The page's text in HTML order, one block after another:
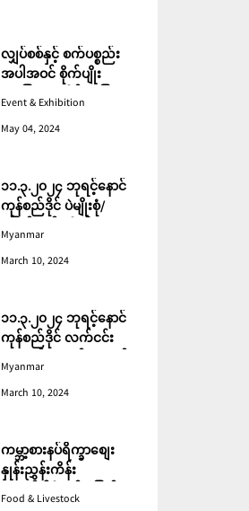
လျှပ်စစ်နှင့် စက်ပစ္စည်း
အပါအဝင် စိုက်ပျိုး
မွေးမြူရေးဆိုင်ရာ ပြပွဲ
Event & Exhibition
May 04, 2024
၁၁.၃.၂၀၂၄ ဘုရင့်နောင်
ကုန်စည်ဒိုင် ပဲမျိုးစုံ/
ပြောင်း/နှမ်းတို့၏ FOB
(USD) ဈေးနှုန်းများ
Myanmar
March 10, 2024
၁၁.၃.၂၀၂၄ ဘုရင့်နောင်
ကုန်စည်ဒိုင် လက်ငင်း
အရောင်းအဝယ်ဈေးနှုန်း
များ
Myanmar
March 10, 2024
ကမ္ဘာ့စားနပ်ရိက္ခာစျေး
နှုန်းညွှန်းကိန်း
ဖေဖော်ဝါရီတွင် ပြောင်း
Food & Livestock